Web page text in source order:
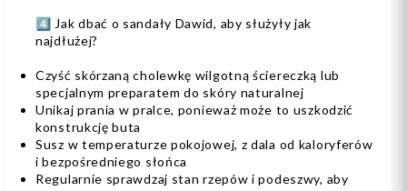
4️⃣ Jak dbać o sandały Dawid, aby służyły jak
najdłużej?
Czyść skórzaną cholewkę wilgotną ściereczką lub
specjalnym preparatem do skóry naturalnej
Unikaj prania w pralce, ponieważ może to uszkodzić
konstrukcję buta
Susz w temperaturze pokojowej, z dala od kaloryferów
i bezpośredniego słońca
Regularnie sprawdzaj stan rzepów i podeszwy, aby